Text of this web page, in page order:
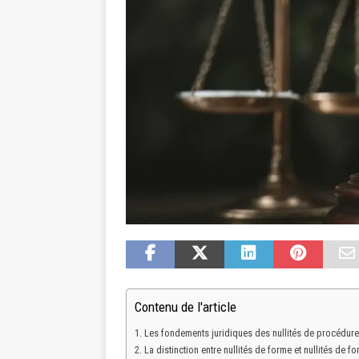
Contenu de l'article
Les fondements juridiques des nullités de procédure
La distinction entre nullités de forme et nullités de